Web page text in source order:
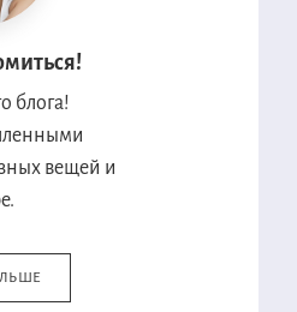
блога!
вещей и